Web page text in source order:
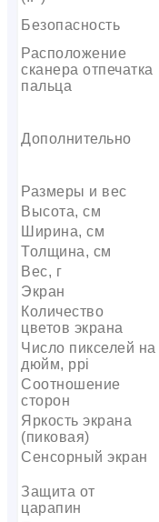
Безопасность
Расположение
сканера отпечатка
пальца
Дополнительно
Размеры и вес
Высота, см
Ширина, см
Толщина, см
Вес, г
Экран
Количество
цветов экрана
Число пикселей на
дюйм, ppi
Соотношение
сторон
Яркость экрана
(пиковая)
Сенсорный экран
Защита от
царапин